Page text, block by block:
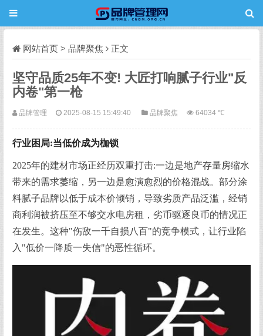
网站首页 > 品牌聚焦 正文
坚守品质25年不变! 大匠打响腻子行业"反
内卷"第一枪
品牌管理 2025-08-15 15:49:40 品牌聚焦 64034 ℃
行业困局:当低价成为枷锁
2025年的建材市场正经历双重打击:一边是地产存量房缩水
带来的需求萎缩，另一边是愈演愈烈的价格混战。部分涂
料腻子品牌以低于成本价倾销，导致劣质产品泛滥，经销
商利润被挤压至不够交水电房租，劣币驱逐良币的情况正
在发生。这种"伤敌一千自损八百"的竞争模式，让行业陷
入"低价一降质一失信"的恶性循环。